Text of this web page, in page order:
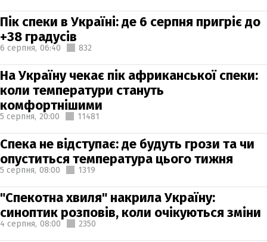
Пік спеки в Україні: де 6 серпня пригріє до
+38 градусів
6 серпня, 06:40 832
На Україну чекає пік африканської спеки:
коли температури стануть
комфортнішими
5 серпня, 20:00 11481
Спека не відступає: де будуть грози та чи
опуститься температура цього тижня
5 серпня, 08:00 1319
"Спекотна хвиля" накрила Україну:
синоптик розповів, коли очікуються зміни
4 серпня, 08:00 2350